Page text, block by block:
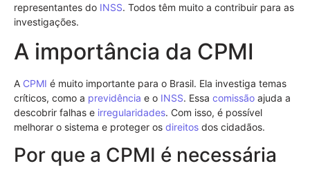
representantes do INSS. Todos têm muito a contribuir para as
investigações.
A importância da CPMI
A CPMI é muito importante para o Brasil. Ela investiga temas
críticos, como a previdência e o INSS. Essa comissão ajuda a
descobrir falhas e irregularidades. Com isso, é possível
melhorar o sistema e proteger os direitos dos cidadãos.
Por que a CPMI é necessária